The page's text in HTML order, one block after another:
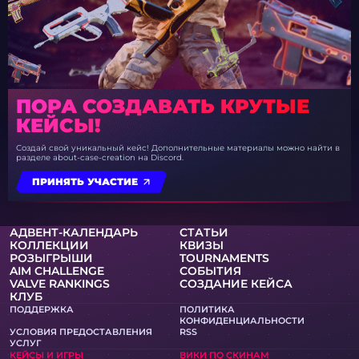
ПОРА СОЗДАВАТЬ КРУТЫЕ
КЕЙСЫ!
Создай свой уникальный кейс! Дополнительные материалы можно найти в
разделе about-case-creation на Discord.
ПРИНЯТЬ УЧАСТИЕ
АДВЕНТ-КАЛЕНДАРЬ
СТАТЬИ
КОЛЛЕКЦИИ
КВИЗЫ
РОЗЫГРЫШИ
TOURNAMENTS
AIM CHALLENGE
СОБЫТИЯ
VALVE RANKINGS
СОЗДАНИЕ КЕЙСА
КЛУБ
ПОДДЕРЖКА
ПОЛИТИКА
КОНФИДЕНЦИАЛЬНОСТИ
УСЛОВИЯ ПРЕДОСТАВЛЕНИЯ
УСЛУГ
RSS
КЕЙСЫ И ИГРЫ ВИКИ ПО СКИНАМ